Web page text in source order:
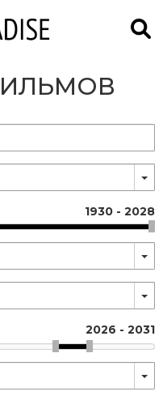
1930 - 2028
2026 - 2031